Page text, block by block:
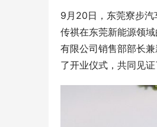
9月20日，东莞寮步
传祺在东莞新能源领
有限公司销售部部长
了开业仪式，共同见证